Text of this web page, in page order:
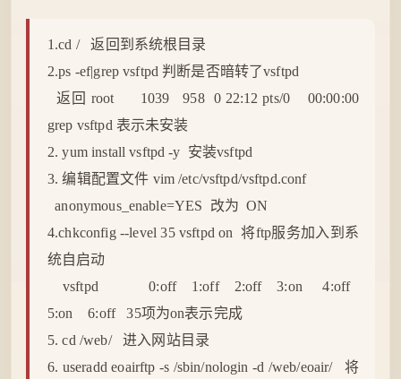
1.cd / 返回到系统根目录
2.ps -ef|grep vsftpd 判断是否暗转了vsftpd
返回 root 1039 958 0 22:12 pts/0 00:00:00
grep vsftpd 表示未安装
2. yum install vsftpd -y 安装vsftpd
3. 编辑配置文件 vim /etc/vsftpd/vsftpd.conf
anonymous_enable=YES 改为 ON
4.chkconfig --level 35 vsftpd on 将ftp服务加入到系
统自启动
vsftpd 0:off 1:off 2:off 3:on 4:off
5:on 6:off 35项为on表示完成
5. cd /web/ 进入网站目录
6. useradd eoairftp -s /sbin/nologin -d /web/eoair/ 将